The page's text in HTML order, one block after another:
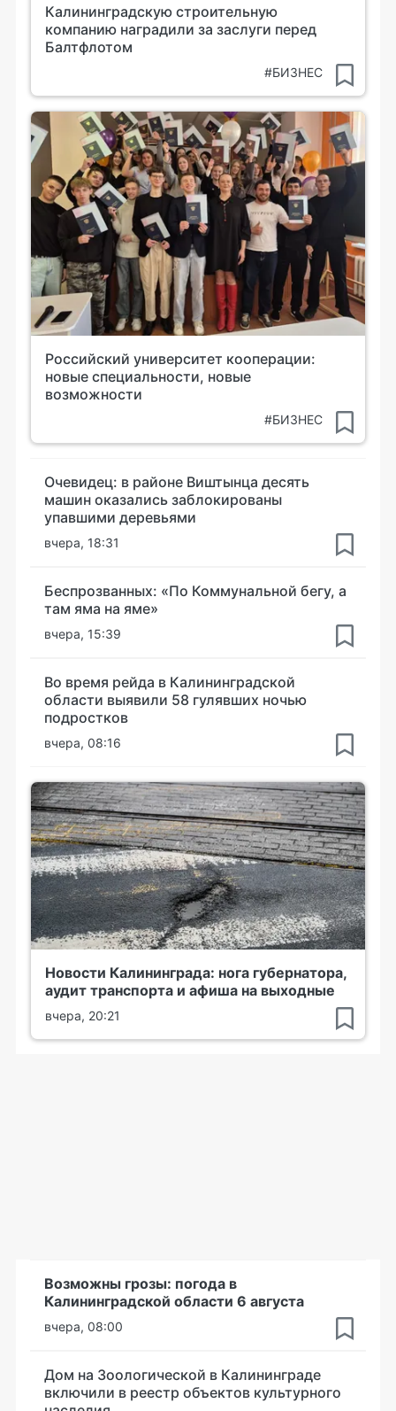
Калининградскую строительную
компанию наградили за заслуги перед
Балтфлотом
#БИЗНЕС
Российский университет кооперации:
новые специальности, новые
возможности
#БИЗНЕС
Очевидец: в районе Виштынца десять
машин оказались заблокированы
упавшими деревьями
вчера, 18:31
Беспрозванных: «По Коммунальной бегу, а
там яма на яме»
вчера, 15:39
Во время рейда в Калининградской
области выявили 58 гулявших ночью
подростков
вчера, 08:16
Новости Калининграда: нога губернатора,
аудит транспорта и афиша на выходные
вчера, 20:21
Возможны грозы: погода в
Калининградской области 6 августа
вчера, 08:00
Дом на Зоологической в Калининграде
включили в реестр объектов культурного